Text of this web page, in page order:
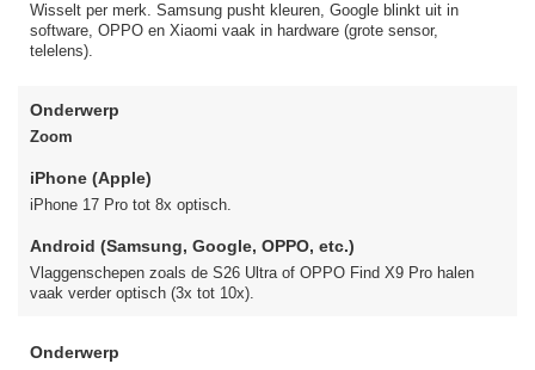
Wisselt per merk. Samsung pusht kleuren, Google blinkt uit in
software, OPPO en Xiaomi vaak in hardware (grote sensor,
telelens).
Onderwerp
Zoom
iPhone (Apple)
iPhone 17 Pro tot 8x optisch.
Android (Samsung, Google, OPPO, etc.)
Vlaggenschepen zoals de S26 Ultra of OPPO Find X9 Pro halen
vaak verder optisch (3x tot 10x).
Onderwerp